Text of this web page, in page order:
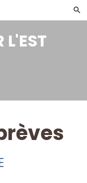
L'EST